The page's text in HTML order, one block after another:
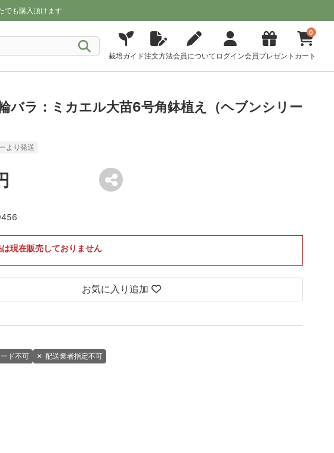
でも購入頂けます
栽培ガイド注文方法会員について ログイン会員プレゼント
0
カート
バラ：ミカエル大苗6号角鉢植え（ヘブンシリー
より発送
現在販売しておりません
お気に入り追加
ド不可 ✕ 配送業者指定不可